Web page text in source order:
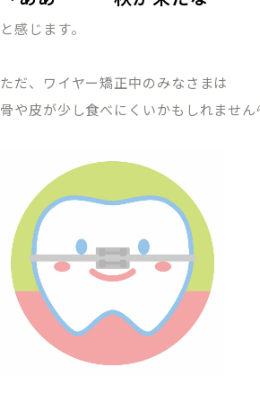
と感じます。
ただ、ワイヤー矯正中のみなさまは
骨や皮が少し食べにくいかもしれません
CLINIC CONTENTS
ホーム
コンセプト
ドクター紹介
料金表
アクセス・